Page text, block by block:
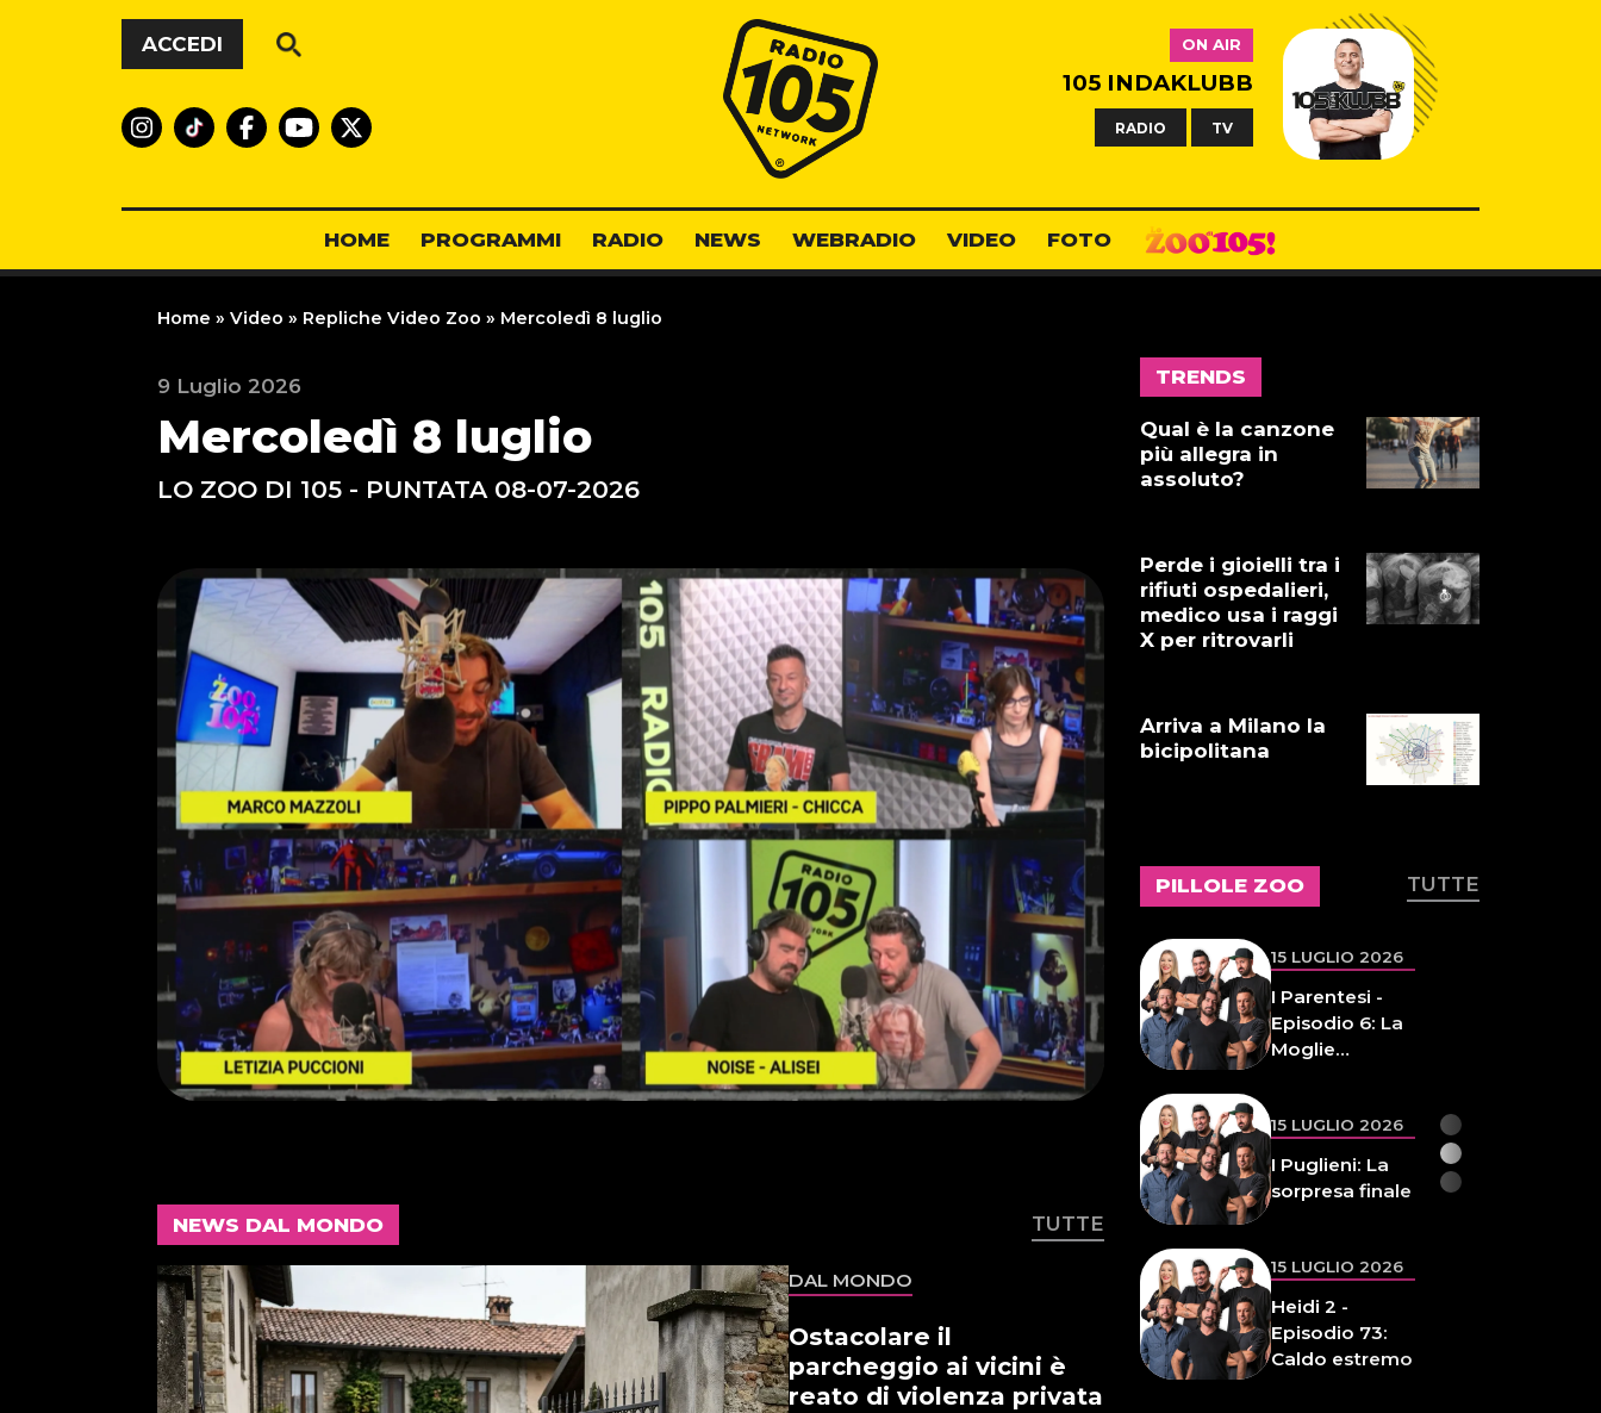
Vai al contenuto
ACCEDI
Radio 105
ON AIR
105 INDAKLUBB
RADIO TV
HOME PROGRAMMI RADIO NEWS WEBRADIO VIDEO FOTO
Home » Video » Repliche Video Zoo » Mercoledì 8 luglio
9 Luglio 2026
Mercoledì 8 luglio
LO ZOO DI 105 - PUNTATA 08-07-2026
NEWS DAL MONDO TUTTE
DAL MONDO
Ostacolare il
parcheggio ai vicini è
reato di violenza privata
TRENDS
Qual è la canzone
più allegra in
assoluto?
Perde i gioielli tra i
rifiuti ospedalieri,
medico usa i raggi
X per ritrovarli
Arriva a Milano la
bicipolitana
PILLOLE ZOO TUTTE
17 LUGLIO 2026
Gnano 5 -
Episodio 14
Ennio 103:
Revisione alle
15 LUGLIO 2026
Episodio 6: La
Moglie
Inaspettata
sorpresa finale
Episodio 73:
Caldo estremo
14 LUGLIO 2026
L'inspiegabile
virtù dei
frammenti
Telefonica -
Sospensione
Pelu 24